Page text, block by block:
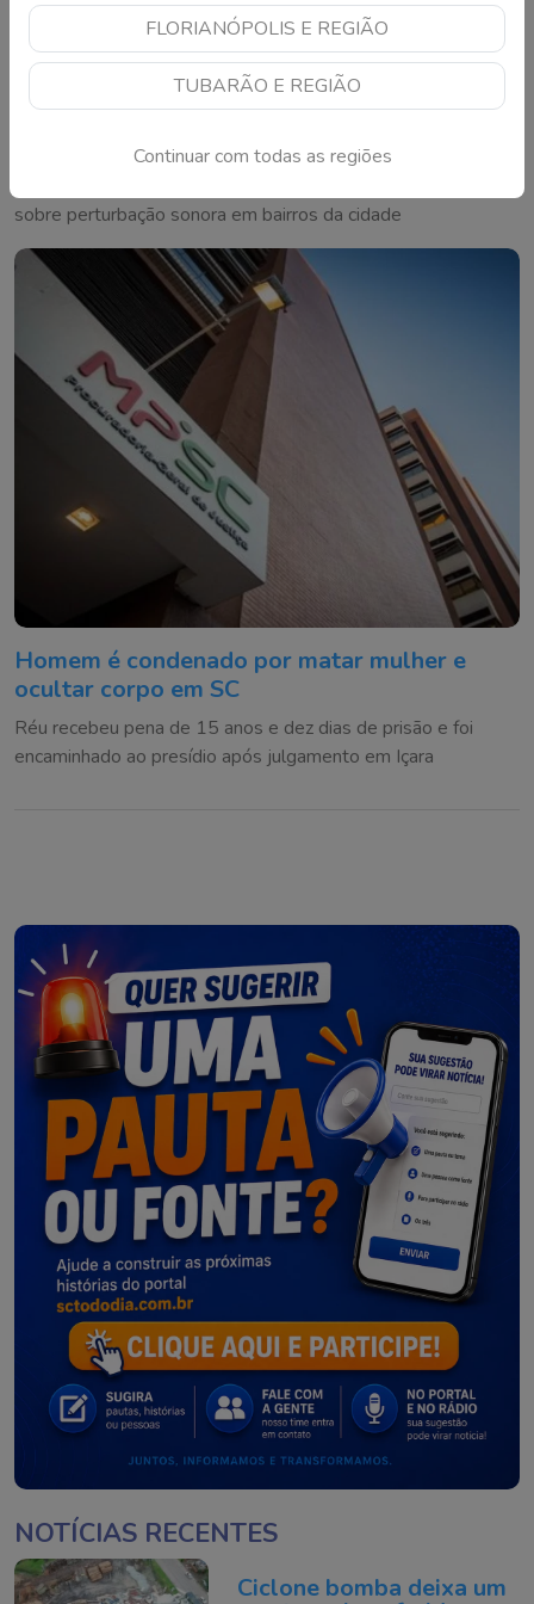
FLORIANÓPOLIS E REGIÃO
TUBARÃO E REGIÃO
Continuar com todas as regiões
Fiscalização de escapamentos adulterados é
intensificada em Tubarão
sobre perturbação sonora em bairros da cidade
Homem é condenado por matar mulher e
ocultar corpo em SC
Réu recebeu pena de 15 anos e dez dias de prisão e foi
encaminhado ao presídio após julgamento em Içara
NOTÍCIAS RECENTES
Ciclone bomba deixa um